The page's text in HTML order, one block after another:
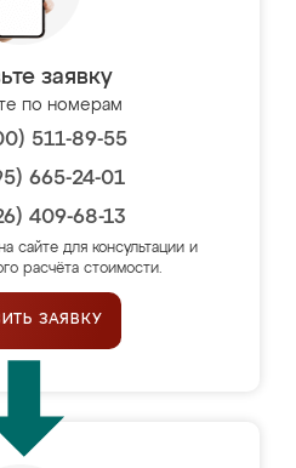
заявку
по номерам
511-89-55
665-24-01
409-68-13
сайте для консультации и
расчёта стоимости.
ЗАЯВКУ